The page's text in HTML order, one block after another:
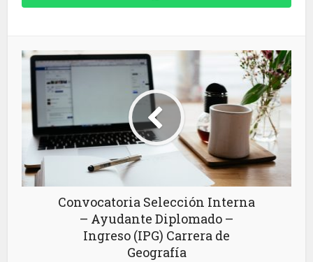
Convocatoria Selección Interna
– Ayudante Diplomado –
Ingreso (IPG) Carrera de
Geografía